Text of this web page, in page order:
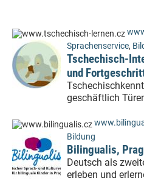
Sprachenservice,
Tschechisch-
und
geschäftlich
Bildung
Bilingualis, Prag
Deutsch als
erleben und